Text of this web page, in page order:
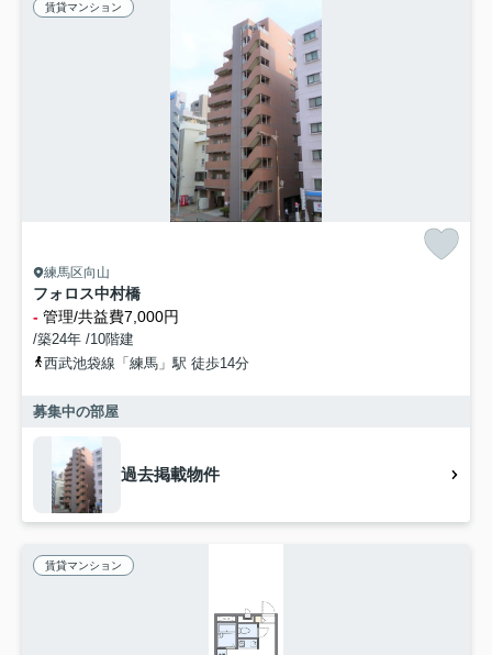
賃貸マンション
練馬区向山
フォロス中村橋
- 管理/共益費7,000円
/築24年 /10階建
西武池袋線「練馬」駅 徒歩14分
募集中の部屋
過去掲載物件
賃貸マンション